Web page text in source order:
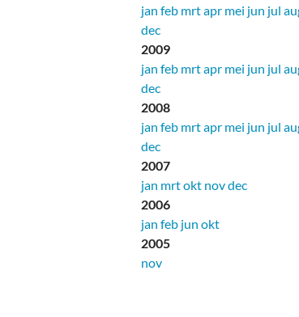
jan feb mrtapr mei jun jul
dec
2009
jan feb mrtapr mei jun jul
dec
2008
jan feb mrtapr mei jun jul
dec
2007
jan mrtokt novdec
2006
jan feb jun okt
2005
nov